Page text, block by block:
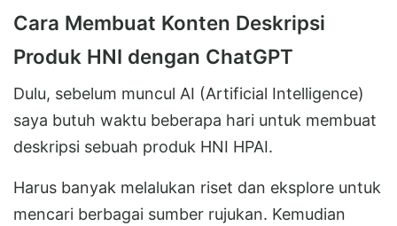
Cara Membuat Konten Deskripsi
Produk HNI dengan ChatGPT
Dulu, sebelum muncul AI (Artificial Intelligence)
saya butuh waktu beberapa hari untuk membuat
deskripsi sebuah produk HNI HPAI.
Harus banyak melalukan riset dan eksplore untuk
mencari berbagai sumber rujukan. Kemudian